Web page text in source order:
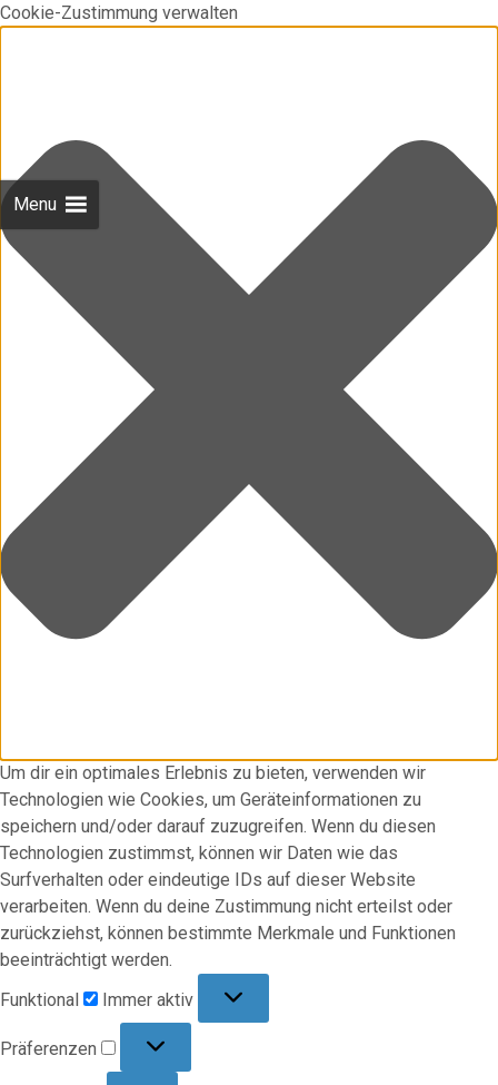
Cookie-Zustimmung verwalten
Um dir ein optimales Erlebnis zu bieten, verwenden wir
Technologien wie Cookies, um Geräteinformationen zu
speichern und/oder darauf zuzugreifen. Wenn du diesen
Technologien zustimmst, können wir Daten wie das
Surfverhalten oder eindeutige IDs auf dieser Website
verarbeiten. Wenn du deine Zustimmung nicht erteilst oder
zurückziehst, können bestimmte Merkmale und Funktionen
beeinträchtigt werden.
Funktional
Immer aktiv
Präferenzen
Menu